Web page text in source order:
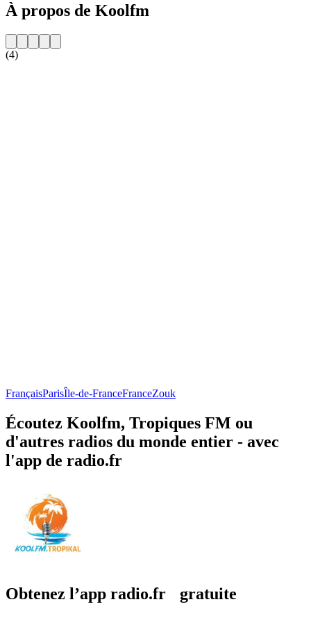
À propos de Koolfm
(4)
FrançaisParisÎle-de-FranceFranceZouk
Écoutez Koolfm, Tropiques FM ou
d'autres radios du monde entier - avec
l'app de radio.fr
Obtenez l’app radio.fr gratuite